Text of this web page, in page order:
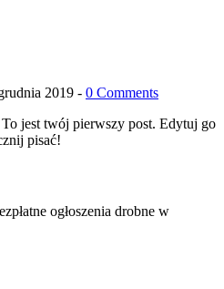
2019 - 0 Comments
jest twój pierwszy post. Edytuj go
pisać!
ogłoszenia drobne w